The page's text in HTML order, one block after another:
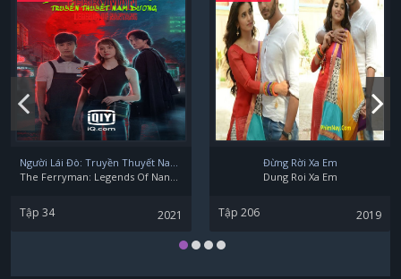
Dai Chao
Tập 34 2021
Đừng Rời Xa Em
Dung Roi Xa Em
Tập 206 2019